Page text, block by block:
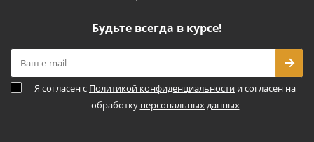
Будьте всегда в курсе!
Я согласен с Политикой конфиденциальности и согласен на
обработку персональных данных